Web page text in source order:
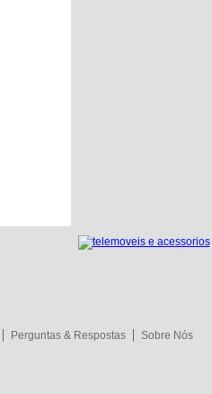
Perguntas & Respostas
Sobre Nós